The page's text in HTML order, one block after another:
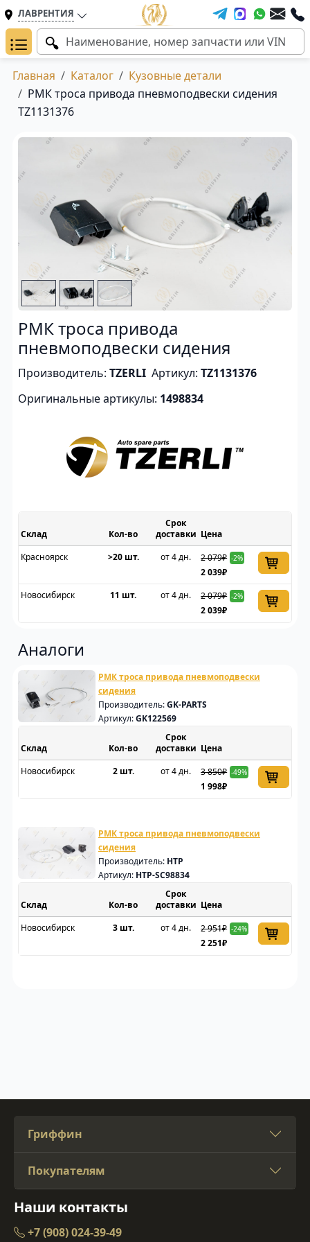
ЛАВРЕНТИЯ
Главная Каталог
Кузовные детали
РМК троса привода пневмоподвески сидения
TZ1131376
РМК троса привода
пневмоподвески сидения
Производитель: TZERLI Артикул: TZ1131376
Оригинальные артикулы: 1498834
Склад
Срок
доставки Цена
Красноярск
>20 шт. от 4 дн. 2 079₽ -2%
2 039₽
Новосибирск
11 шт. от 4 дн. 2 079₽ -2%
2 039₽
Аналоги
РМК троса привода пневмоподвески
сидения
Производитель:GK-PARTS
Артикул:GK122569
Склад
Срок
доставки Цена
Новосибирск
2 шт. от 4 дн. 3 850₽ -49%
1 998₽
РМК троса привода пневмоподвески
сидения
Производитель: HTP
Артикул: HTP-SC98834
Склад
Срок
доставки Цена
Новосибирск
3 шт. от 4 дн. 2 951₽ -24%
2 251₽
Гриффин
Покупателям
Наши контакты
+7 (908) 024-39-49